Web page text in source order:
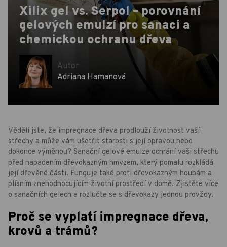
Xilix gel vs. Serpol – porovnání
gelových emulzí pro sanaci a
chemickou ochranu dřeva
Autor
Adriana Hamanová
Věděli jste, že impregnace dřeva prodlouží životnost vaší
střechy a může vám ušetřit starosti s její opravou nebo
dokonce výměnou? Sanační gelové emulze ochrání vaši střechu
před napadením dřevokazným hmyzem, který pomalu rozkládá
její dřevěné části. Funguje také proti dřevokazným houbám a
plísním znehodnocujícím životní prostředí v domě. Zjistěte více
o sanačních gelech a rozlučte se s dřevokazy jednou provždy.
Proč se vyplatí impregnace dřeva,
krovů a trámů?